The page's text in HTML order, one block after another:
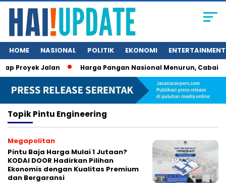
HOME NASIONAL POLITIK EKONOMI ENTERTAINMENT
Proyek Jalan Harga Pangan Nasional Menurun, Cabai
TopikPintu Engineering
Megapolitan
Pintu Baja Harga Mulai 1 Jutaan?
KODAI DOOR Hadirkan Pilihan
Ekonomis dengan Kualitas Premium
dan Bergaransi